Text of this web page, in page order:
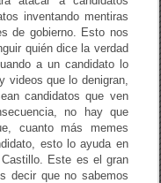
inventando mentiras
de gobierno. Esto nos
quién dice la verdad
a un candidato lo
videos que lo denigran,
candidatos que ven
no hay que
cuanto más memes
esto lo ayuda en
Este es el gran
decir que no sabemos